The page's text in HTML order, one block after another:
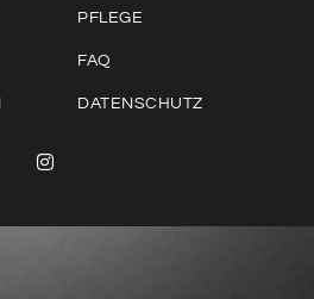
PFLEGE
FAQ
DATENSCHUTZ